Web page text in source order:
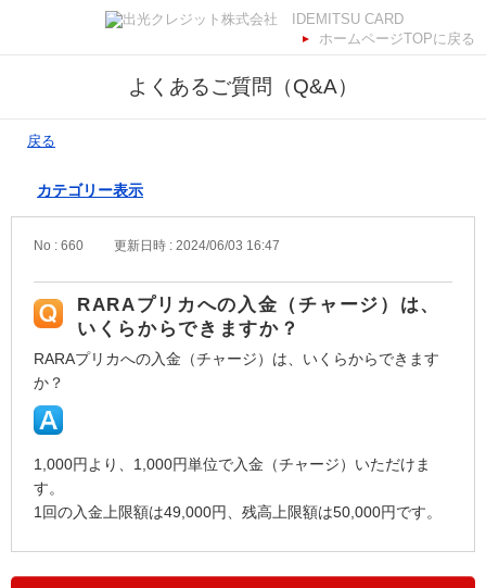
ホームページTOPに戻る
よくあるご質問（Q&A）
戻る
カテゴリー表示
No : 660 更新日時 : 2024/06/03 16:47
RARAプリカへの入金（チャージ）は、
いくらからできますか？
RARAプリカへの入金（チャージ）は、いくらからできます
か？
1,000円より、1,000円単位で入金（チャージ）いただけま
す。
1回の入金上限額は49,000円、残高上限額は50,000円です。